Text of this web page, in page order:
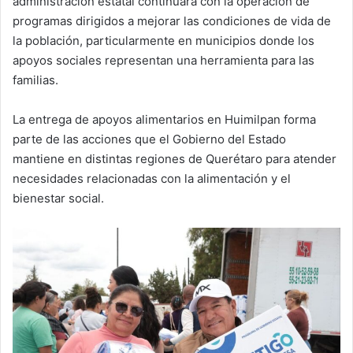
programas dirigidos a mejorar las condiciones de vida de
la población, particularmente en municipios donde los
apoyos sociales representan una herramienta para las
familias.
La entrega de apoyos alimentarios en Huimilpan forma
parte de las acciones que el Gobierno del Estado
mantiene en distintas regiones de Querétaro para atender
necesidades relacionadas con la alimentación y el
bienestar social.